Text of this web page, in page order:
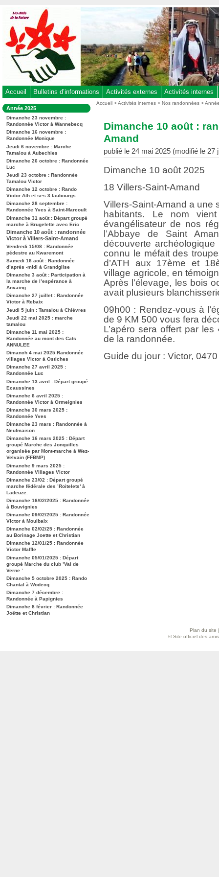
au
contenu
-
Aller
au
menu
-
à
la
recherche
Accueil Bulletins d’informations Activités externes Activités internes
Dans
la
rubrique
:
Année 2025
Dimanche 23 novembre :
Randonnée Victor à Wannebecq
Dimanche 16 novembre :
Randonnée Monique
Jeudi 6 novembre : Marche
Tamalou à Aubechies
Dimanche 26 octobre : Randonnée
Luc
Jeudi 23 octobre : Randonnée
Tamalou Victor
Dimanche 12 octobre : Rando
Victor Ath et ses 3 faubourgs
Dimanche 28 septembre :
Randonnée Yves à Saint-Marcoult
Dimanche 31 août : Départ groupé
marche à Brugelette avec Eric
Dimanche 10 août : randonnée
Victor à Villers-Saint-Amand
Vendredi 15/08 : Randonnée
pédestre au Kwaremont
Samedi 16 août : Randonnée
d’après -midi à Grandglise
Dimanche 3 août : Participation à
la marche de l’espérance à
Anvaing
Dimanche 27 juillet : Randonnée
Victor à Rebaix
Jeudi 5 juin : Tamalou à Chièvres
Jeudi 22 mai 2025 : marche
tamalou
Dimanche 11 mai 2025 :
Randonnée au mont des Cats
ANNULEE
Dimanch 4 mai 2025 Randonnée
villages Victor à Ostiches
Dimanche 27 avril 2025 :
Randonnée Luc
Dimanche 13 avril : Départ groupé
Ecaussines
Dimanche 6 avril 2025 :
Randonnée Victor à Ormeignies
Dimanche 30 mars 2025 :
Randonnée Yves
Dimanche 23 mars : Randonnée à
Neufmaison
Dimanche 16 mars 2025 : Départ
groupé Marche des Jonquilles
organisée par Mont-marche à Wez-
Velvain (FFBMP)
Dimanche 9 mars 2025 :
Randonnée Villages Victor
Dimanche 23/02 : Départ groupé
marche fédérale des ’Roitelets’ à
Ladeuze.
Dimanche 16/02/2025 : Randonnée
à Bouvignies
Dimanche 09/02/2025 : Randonnée
Victor à Moulbaix
Dimanche 02/02/25 : Randonnée
au Borinage Joette et Christian
Dimanche 12/01/25 : Randonnée
Victor Maffle
Dimanche 05/01/2025 : Départ
groupé Marche du club ’Val de
Verne ’
Dimanche 5 octobre 2025 : Rando
Chantal à Wodecq
Dimanche 7 décembre :
Randonnée à Papignies
Dimanche 8 février : Randonnée
Joëtte et Christian
Vous
Accueil >Activités internes >Nos randonnées>
Dimanche 10 août :
Amand
publié le 24 mai 2025 (modifié le 27
Dimanche 10 août 2025
18 Villers-Saint-Amand
Villers-Saint-Amand a une
habitants. Le nom
évangélisateur de nos
l’Abbaye de Saint
découverte
connu le méfait des
d’ATH aux 17ème et
village agricole, en
Après l’élevage, les bois
avait plusieurs
09h00 : Rendez-vous à
de 9 KM 500 vous fera
L’apéro sera offert par
de la randonnée.
Guide du jour : Victor,
Plan du site
© Site officiel des